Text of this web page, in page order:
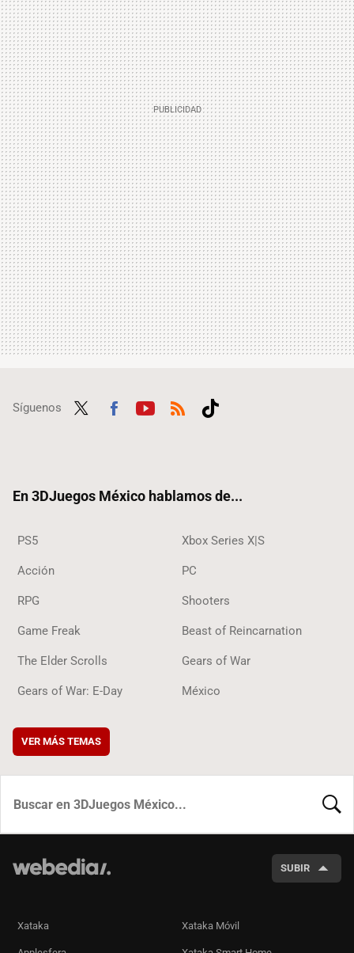
Síguenos
En 3DJuegos México hablamos de...
PS5 Xbox Series X|S
Acción PC
RPG Shooters
Game Freak Beast of Reincarnation
The Elder Scrolls Gears of War
Gears of War: E-Day México
VER MÁS TEMAS
SUBIR
Xataka Xataka Móvil